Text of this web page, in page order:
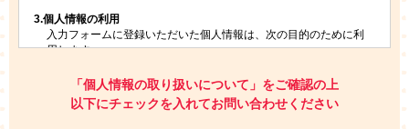
3.個人情報の利用
入力フォームに登録いただいた個人情報は、次の目的のために利
用します。
お問い合わせにお答えするため
レプトンのキャンペーンや新商品（新サービス）、新規開講教
室等をご案内するため
「個人情報の取り扱いについて」をご確認の上
以下にチェックを入れてお問い合わせください